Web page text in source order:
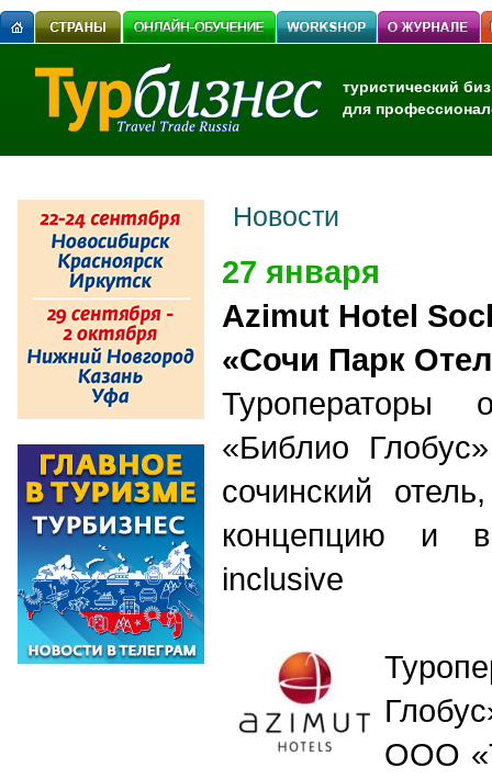
туристический
для
Новости
27 января
Azimut Hotel
«Сочи Парк
Туроператоры
«Библио
сочинский
концепцию и
inclusive
ООО